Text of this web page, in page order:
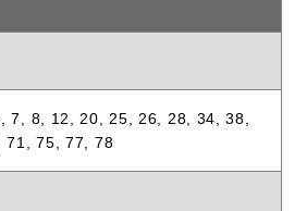
7, 8, 12, 20, 25, 26, 28, 34, 38,
71, 75, 77, 78